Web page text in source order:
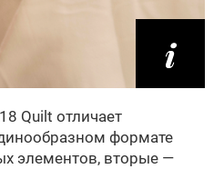
Quilt отличает
формате
элементов, вторые —